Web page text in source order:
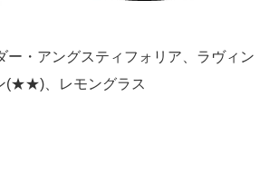
ー・アングスティフォリア、ラヴィン
(★★)、レモングラス